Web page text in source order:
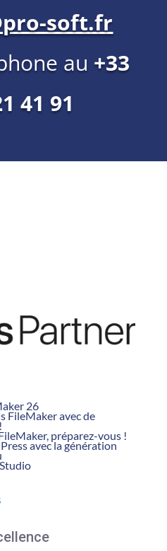
soft.fr
au +33
41 91
26
FileMaker avec de
préparez-vous !
avec la génération